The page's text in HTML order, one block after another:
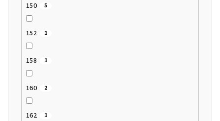
150 5
152 1
158 1
160 2
162 1